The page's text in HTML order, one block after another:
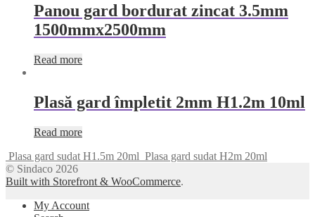
Panou gard bordurat zincat 3.5mm
1500mmx2500mm
Read more
Plasă gard împletit 2mm H1.2m 10ml
Read more
Plasa gard sudat H1.5m 20ml Plasa gard sudat H2m 20ml
© Sindaco 2026
Built with Storefront & WooCommerce.
My Account